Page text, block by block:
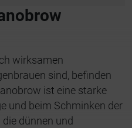
wirksamen
sind, befinden
ist eine starke
und beim Schminken der
dünnen und